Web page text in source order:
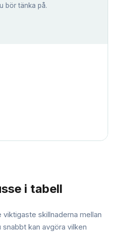
bör tänka på.
i tabell
skillnaderna mellan
kan avgöra vilken